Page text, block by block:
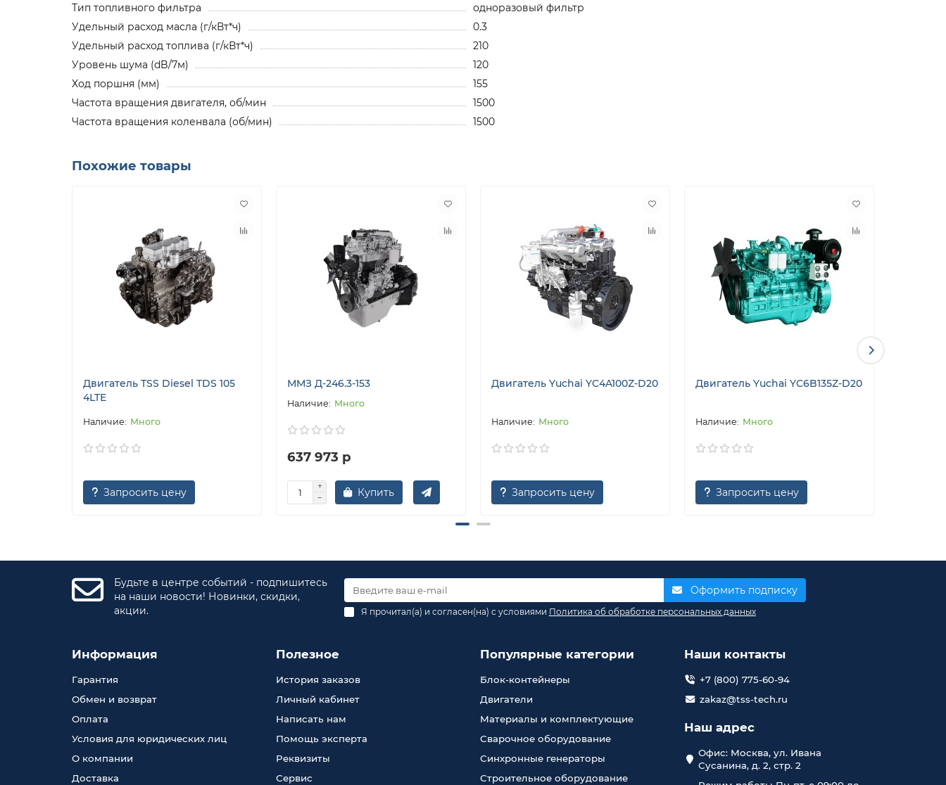
Тип топливного фильтра
одноразовый фильтр
Удельный расход масла (г/кВт*ч)
0.3
Удельный расход топлива (г/кВт*ч)
210
Уровень шума (dB/7м)
120
Ход поршня (мм)
155
Частота вращения двигателя, об/мин
1500
Частота вращения коленвала (об/мин)
1500
Похожие товары
Двигатель TSS Diesel TDS 105
4LTE
Много
Запросить цену
ММЗ Д-246.3-153
Много
637 973 р
Купить
Двигатель Yuchai YC4A100Z-D20
Много
Запросить цену
Двигатель Yuchai YC6B135Z-D20
Много
Запросить цену
Будьте в центре событий - подпишитесь
на наши новости! Новинки, скидки,
акции.
Оформить подписку
Я прочитал(а) и согласен(на) с условиями Политика об обработке персональных данных
Информация
Гарантия
Обмен и возврат
Оплата
Условия для юридических лиц
О компании
Доставка
Полезное
История заказов
Личный кабинет
Написать нам
Помощь эксперта
Реквизиты
Сервис
Популярные категории
Блок-контейнеры
Двигатели
Материалы и комплектующие
Сварочное оборудование
Синхронные генераторы
Строительное оборудование
Наши контакты
+7 (800) 775-60-94
zakaz@tss-tech.ru
Наш адрес
Офис: Москва, ул. Ивана
Сусанина, д. 2, стр. 2